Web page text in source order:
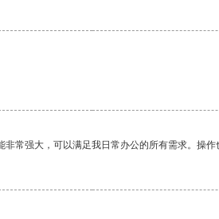
常强大，可以满足我日常办公的所有需求。操作